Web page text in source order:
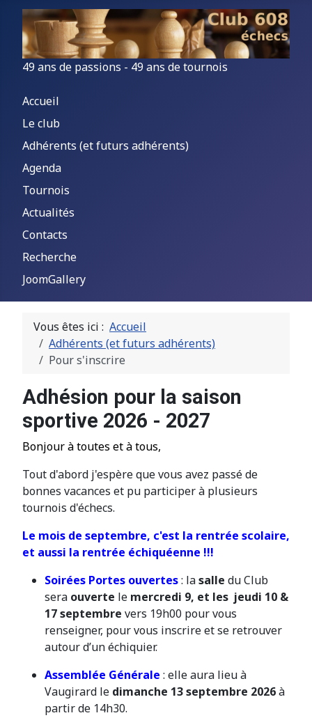
49 ans de passions - 49 ans de tournois
Accueil
Le club
Adhérents (et futurs adhérents)
Agenda
Tournois
Actualités
Contacts
Recherche
JoomGallery
Vous êtes ici : Accueil
Adhérents (et futurs adhérents)
Pour s'inscrire
Adhésion pour la saison
sportive 2026 - 2027
Bonjour à toutes et à tous,
Tout d'abord j'espère que vous avez passé de
bonnes vacances et pu participer à plusieurs
tournois d'échecs.
Le mois de septembre, c'est la rentrée scolaire,
et aussi la rentrée échiquéenne !!!
Soirées Portes ouvertes: lasalle du Club
sera ouverte le mercredi 9, et les jeudi 10 &
17 septembre vers 19h00 pour vous
renseigner, pour vous inscrire et se retrouver
autour d’un échiquier.
Assemblée Générale : elle aura lieu à
Vaugirard le dimanche 13 septembre 2026à
partir de 14h30.